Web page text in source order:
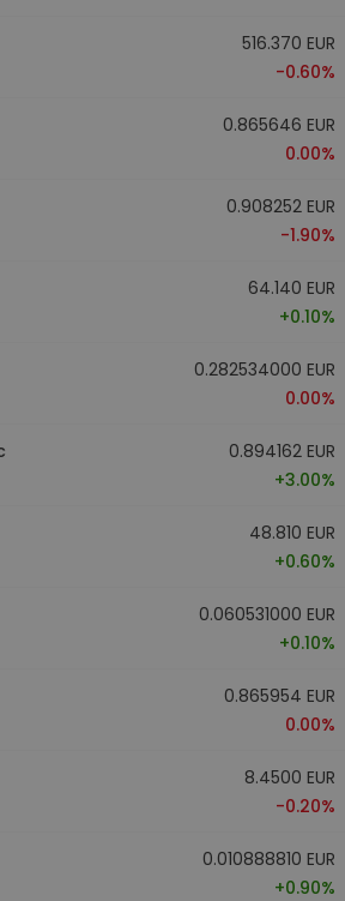
516.370 EUR
-0.60%
0.865646 EUR
0.00%
0.908252 EUR
-1.90%
64.140 EUR
+0.10%
0.282534000 EUR
0.00%
0.894162 EUR
+3.00%
48.810 EUR
+0.60%
0.060531000 EUR
+0.10%
0.865954 EUR
0.00%
8.4500 EUR
-0.20%
0.010888810 EUR
+0.90%